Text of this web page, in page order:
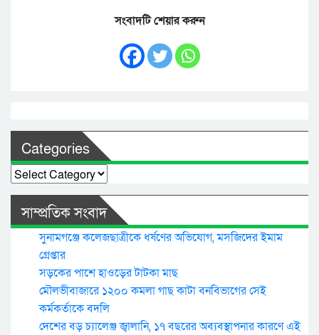
সংবাদটি শেয়ার করুন
Categories
Categories
সাম্প্রতিক সংবাদ
সুনামগঞ্জে কলেজছাত্রীকে ধর্ষণের অভিযোগ, মসজিদের ইমাম
গ্রেপ্তার
সড়কের পাশে হাওড়ের টাটকা মাছ
মৌলভীবাজারে ১২০০ কমলা গাছ কাটা বনবিভাগের সেই
কর্মকর্তাকে বদলি
দেশের বড় চ্যালেঞ্জ জ্বালানি, ১৭ বছরের অব্যবস্থাপনার কারণে এই